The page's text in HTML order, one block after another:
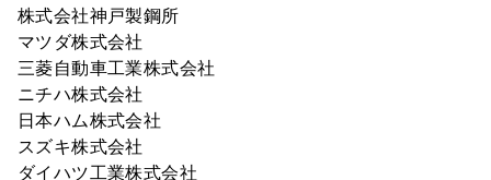
株式会社神戸製鋼所
マツダ株式会社
三菱自動車工業株式会社
ニチハ株式会社
日本ハム株式会社
スズキ株式会社
ダイハツ工業株式会社